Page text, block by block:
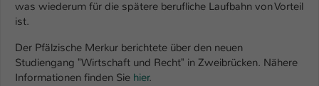
was wiederum für die spätere berufliche Laufbahn von Vorteil
ist.
Der Pfälzische Merkur berichtete über den neuen
Studiengang "Wirtschaft und Recht" in Zweibrücken. Nähere
Informationen finden Sie hier.
Zweck
angemeldet ist und Rechte besitzt diese